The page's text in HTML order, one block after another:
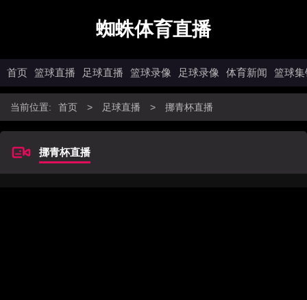
蜘蛛体育直播
首页 篮球直播 足球直播 篮球录像 足球录像 体育新闻 篮球集
当前位置: 首页 > 足球直播 > 挪青杯直播
挪青杯直播